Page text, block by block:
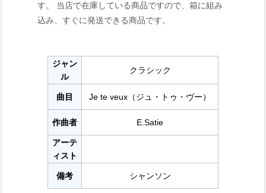
す。 当店で在庫している商品ですので、箱に組み
込み、すぐに発送できる商品です。
ジャン
ル
クラシック
曲目 Je te veux（ジュ・トゥ・ヴー）
作曲者 E.Satie
アーテ
ィスト
備考 シャンソン